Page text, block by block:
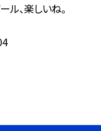
、楽しいね。